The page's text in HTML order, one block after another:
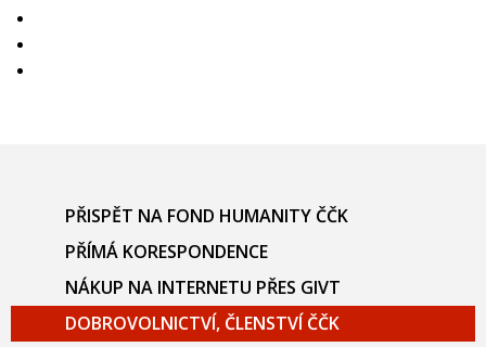
PŘISPĚT NA FOND HUMANITY ČČK
PŘÍMÁ KORESPONDENCE
NÁKUP NA INTERNETU PŘES GIVT
DOBROVOLNICTVÍ, ČLENSTVÍ ČČK